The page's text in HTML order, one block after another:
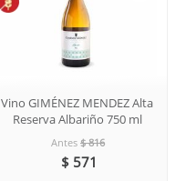
Vino GIMÉNEZ MENDEZ Alta
Reserva Albariño 750 ml
Antes $ 816
$ 571